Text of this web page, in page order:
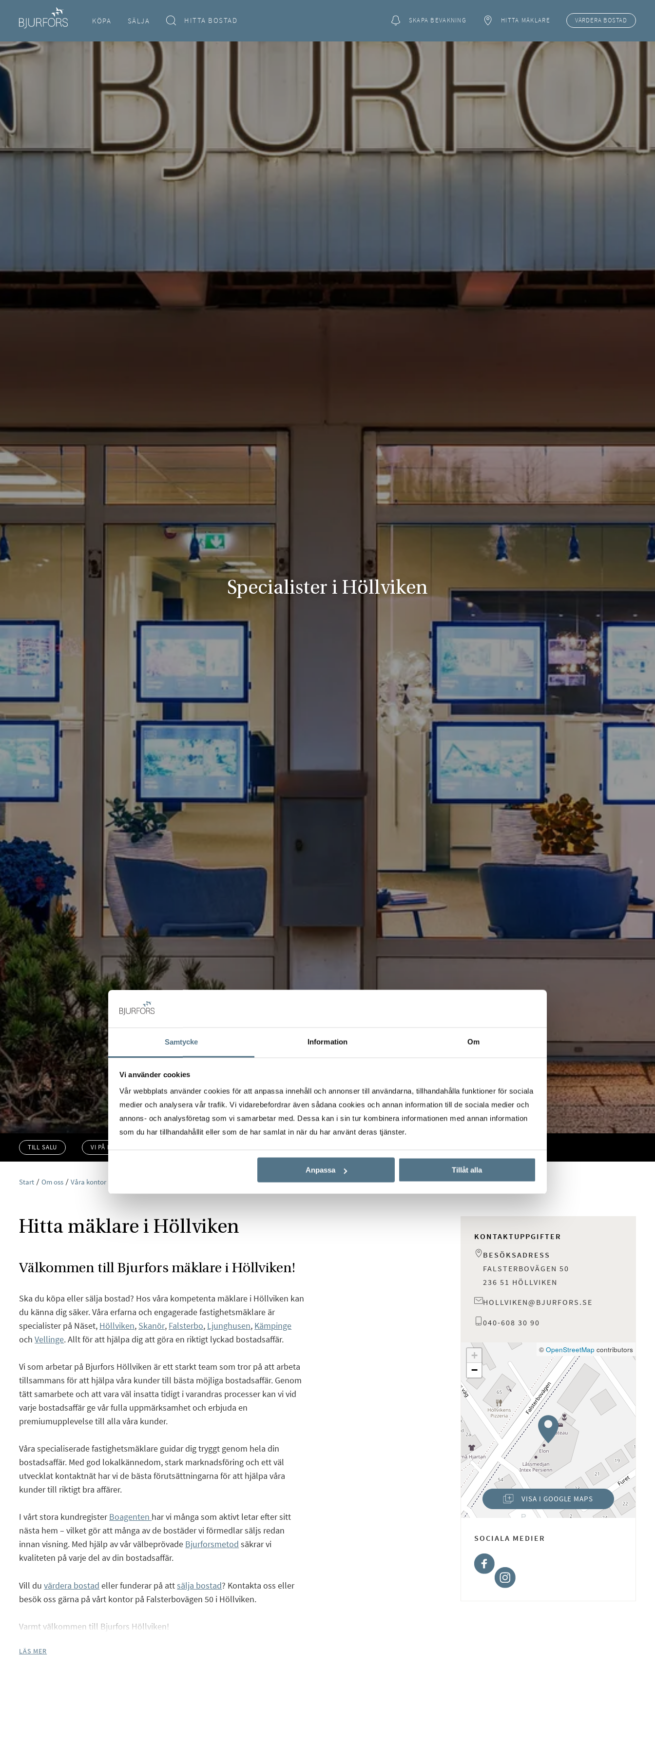
Samtycke Information Om
Vi använder cookies
Vår webbplats använder cookies för att anpassa innehåll och annonser till användarna, tillhandahålla funktioner för sociala
medier och analysera vår trafik. Vi vidarebefordrar även sådana cookies och annan information till de sociala medier och
annons- och analysföretag som vi samarbetar med. Dessa kan i sin tur kombinera informationen med annan information
som du har tillhandahållit eller som de har samlat in när du har använt deras tjänster.
Anpassa Tillåt alla
KÖPA SÄLJA HITTA BOSTAD SKAPA BEVAKNING HITTA MÄKLARE VÄRDERA BOSTAD
Specialister i Höllviken
TILL SALU VI PÅ KONTORET
Start Om oss Våra kontor
Hitta mäklare i Höllviken
Välkommen till Bjurfors mäklare i Höllviken!
Ska du köpa eller sälja bostad? Hos våra kompetenta mäklare i Höllviken kan
du känna dig säker. Våra erfarna och engagerade fastighetsmäklare är
specialister på Näset, Höllviken, Skanör, Falsterbo, Ljunghusen, Kämpinge
ochVellinge. Allt för att hjälpa dig att göra en riktigt lyckad bostadsaffär.
Vi som arbetar på Bjurfors Höllviken är ett starkt team som tror på att arbeta
tillsammans för att hjälpa våra kunder till bästa möjliga bostadsaffär. Genom
tätt samarbete och att vara väl insatta tidigt i varandras processer kan vi vid
varje bostadsaffär ge vår fulla uppmärksamhet och erbjuda en
premiumupplevelse till alla våra kunder.
Våra specialiserade fastighetsmäklare guidar dig tryggt genom hela din
bostadsaffär. Med god lokalkännedom, stark marknadsföring och ett väl
utvecklat kontaktnät har vi de bästa förutsättningarna för att hjälpa våra
kunder till riktigt bra affärer.
I vårt stora kundregisterBoagenten har vi många som aktivt letar efter sitt
nästa hem – vilket gör att många av de bostäder vi förmedlar säljs redan
innan visning. Med hjälp av vår välbeprövade Bjurforsmetod säkrar vi
kvaliteten på varje del av din bostadsaffär.
Vill duvärdera bostad eller funderar på attsälja bostad? Kontakta oss eller
besök oss gärna på vårt kontor på Falsterbovägen 50 i Höllviken.
Varmt välkommen till Bjurfors Höllviken!
LÄS MER
KONTAKTUPPGIFTER
BESÖKSADRESS
FALSTERBOVÄGEN 50
236 51 HÖLLVIKEN
HOLLVIKEN@BJURFORS.SE
040-608 30 90
+
−
© OpenStreetMap contributors
VISA I GOOGLE MAPS
(ÖPPNAS I NYTT FÖNSTER)
SOCIALA MEDIER
Instagram